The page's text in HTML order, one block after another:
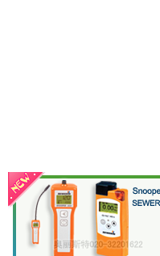
美国fisherR622-DFF减压阀